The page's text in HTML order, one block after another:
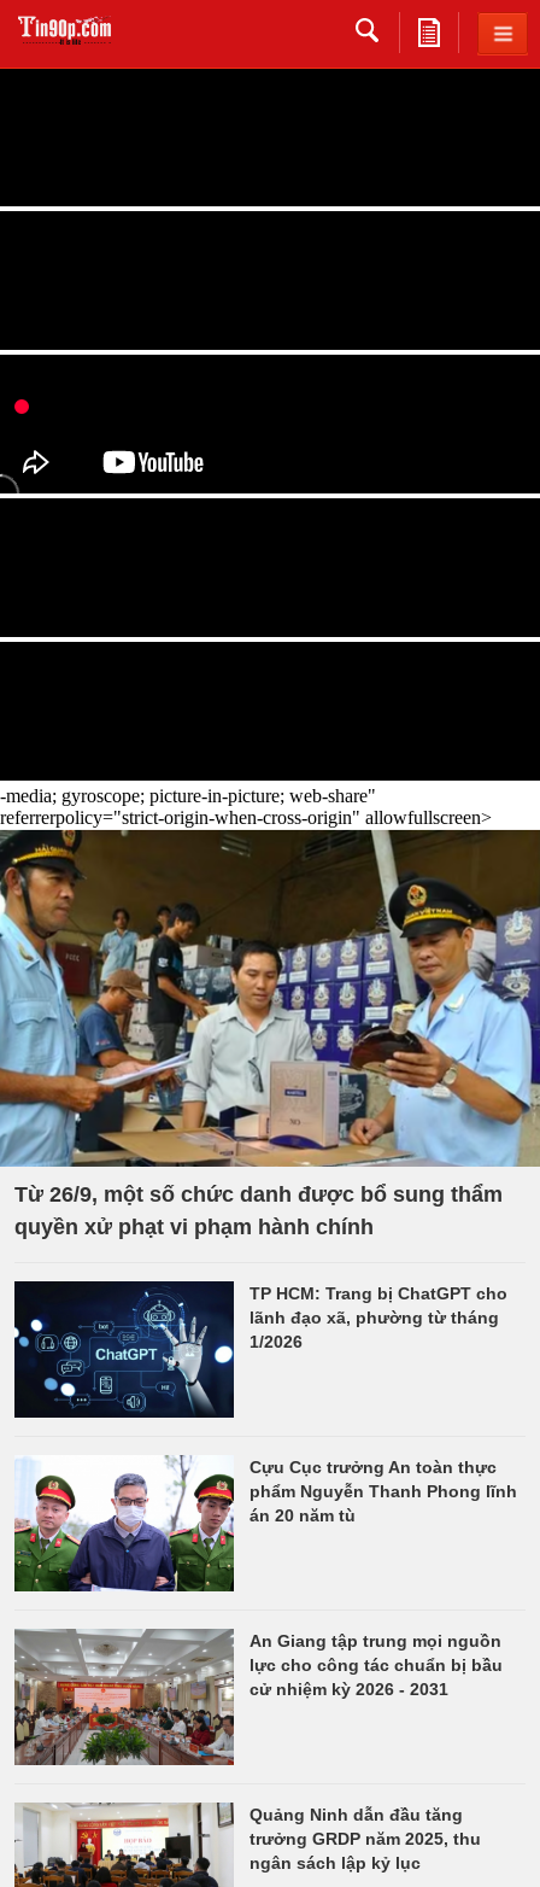
-media; gyroscope; picture-in-picture; web-share"
referrerpolicy="strict-origin-when-cross-origin" allowfullscreen>
Từ 26/9, một số chức danh được bổ sung thẩm
quyền xử phạt vi phạm hành chính
TP HCM: Trang bị ChatGPT cho
lãnh đạo xã, phường từ tháng
1/2026
Cựu Cục trưởng An toàn thực
phẩm Nguyễn Thanh Phong lĩnh
án 20 năm tù
An Giang tập trung mọi nguồn
lực cho công tác chuẩn bị bầu
cử nhiệm kỳ 2026 - 2031
Quảng Ninh dẫn đầu tăng
trưởng GRDP năm 2025, thu
ngân sách lập kỷ lục